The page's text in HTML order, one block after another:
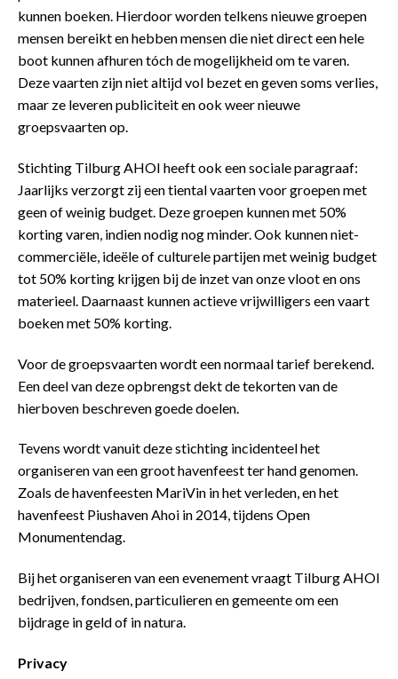
kunnen boeken. Hierdoor worden telkens nieuwe groepen
mensen bereikt en hebben mensen die niet direct een hele
boot kunnen afhuren tóch de mogelijkheid om te varen.
Deze vaarten zijn niet altijd vol bezet en geven soms verlies,
maar ze leveren publiciteit en ook weer nieuwe
groepsvaarten op.
Stichting Tilburg AHOI heeft ook een sociale paragraaf:
Jaarlijks verzorgt zij een tiental vaarten voor groepen met
geen of weinig budget. Deze groepen kunnen met 50%
korting varen, indien nodig nog minder. Ook kunnen niet-
commerciële, ideële of culturele partijen met weinig budget
tot 50% korting krijgen bij de inzet van onze vloot en ons
materieel. Daarnaast kunnen actieve vrijwilligers een vaart
boeken met 50% korting.
Voor de groepsvaarten wordt een normaal tarief berekend.
Een deel van deze opbrengst dekt de tekorten van de
hierboven beschreven goede doelen.
Tevens wordt vanuit deze stichting incidenteel het
organiseren van een groot havenfeest ter hand genomen.
Zoals de havenfeesten MariVin in het verleden, en het
havenfeest Piushaven Ahoi in 2014, tijdens Open
Monumentendag.
Bij het organiseren van een evenement vraagt Tilburg AHOI
bedrijven, fondsen, particulieren en gemeente om een
bijdrage in geld of in natura.
Privacy